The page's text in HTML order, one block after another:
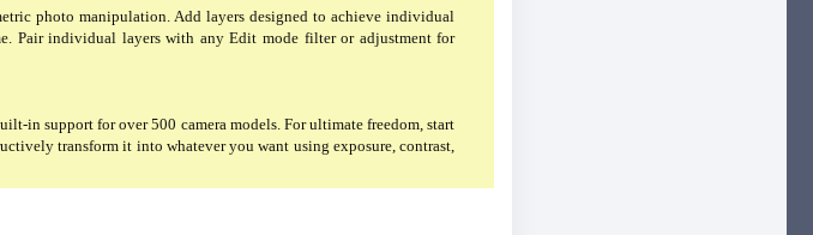
photo manipulation. Add layers designed to achieve individual
Pair individual layers with any Edit mode filter or adjustment for
in support for over 500 camera models. For ultimate freedom, start
transform it into whatever you want using exposure, contrast,